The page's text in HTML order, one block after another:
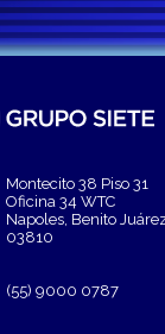
Montecito 38 Piso 31
Oficina 34 WTC
Napoles, Benito
03810
(55) 9000 0787